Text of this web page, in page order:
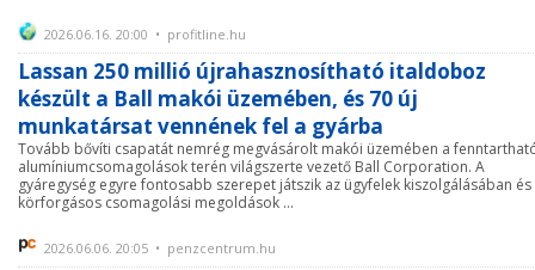
2026.06.16. 20:00 • profitline.hu
Lassan 250 millió újrahasznosítható italdoboz
készült a Ball makói üzemében, és 70 új
munkatársat vennének fel a gyárba
Tovább bővíti csapatát nemrég megvásárolt makói üzemében a
alumíniumcsomagolások terén világszerte vezető Ball Corporation. A
gyáregység egyre fontosabb szerepet játszik az ügyfelek kiszolgálásában és
körforgásos csomagolási megoldások ...
2026.06.06. 20:05 • penzcentrum.hu